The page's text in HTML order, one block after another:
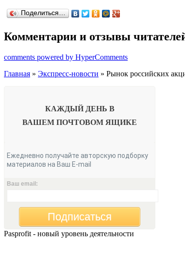
Поделиться…
Комментарии и отзывы
comments powered by HyperComments
Главная » Экспресс-новости » Рынок российских
КАЖДЫЙ ДЕНЬ В
ВАШЕМ ПОЧТОВОМ ЯЩИКЕ
Ежедневно получайте авторскую подборку
материалов на Ваш E-mail
Ваш email:
Подписаться
Pasprofit - новый уровень деятельности